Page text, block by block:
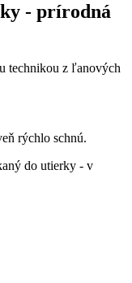
- prírodná
technikou z ľanových
rýchlo schnú.
do utierky - v